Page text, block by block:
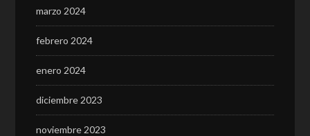
marzo 2024
febrero 2024
enero 2024
diciembre 2023
noviembre 2023